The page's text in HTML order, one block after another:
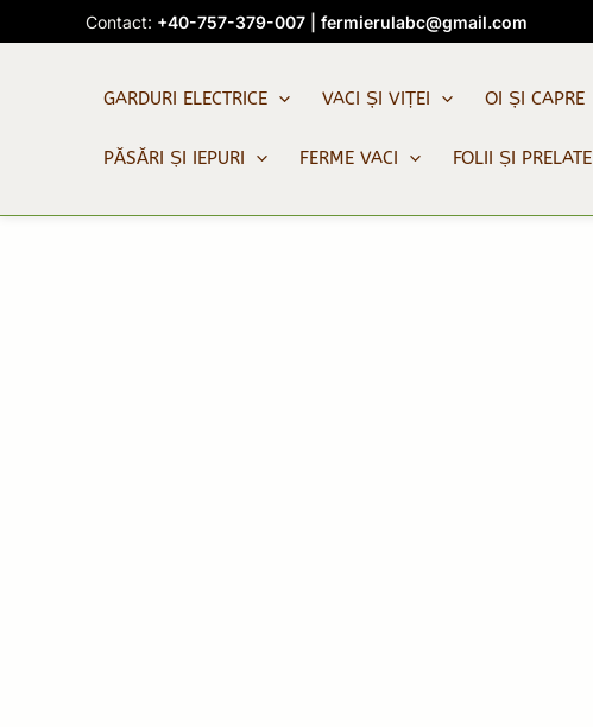
to
Contact: +40-757-379-007 fermierulabc@gmail.com
GARDURI ELECTRICE VACI ȘI VIȚEI OI ȘI CAPRE
PĂSĂRI ȘI IEPURI FERME VACI FOLII ȘI PRELATE